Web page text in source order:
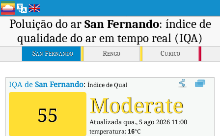
Poluição do ar San Fernando: índice de
qualidade do ar em tempo real (IQA)
San Fernando Rengo Curico
IQA deSan Fernando:Índice de Qualidade do Ar (IQA) em tempo real
55 Moderate
Atualizada qua., 5 ago 2026 11:00
temperatura: 16°C